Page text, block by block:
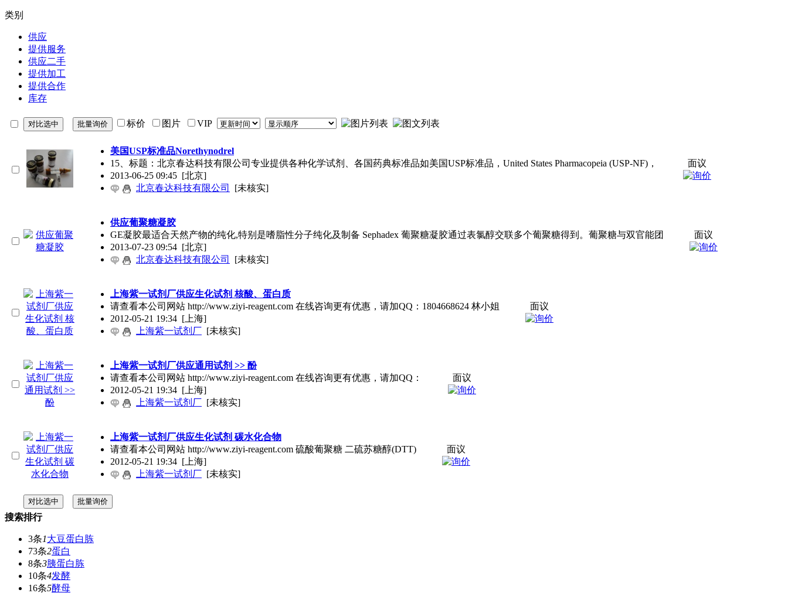
类别
供应
提供服务
供应二手
提供加工
提供合作
库存
标价 图片 VIP
美国USP标准品Norethynodrel
15、标题：北京春达科技有限公司专业提供各种化学试剂、各国药典标准品如美国USP标准品，United States Pharmacopeia (USP-NF)，
2013-06-25 09:45 [北京]
北京春达科技有限公司
[未核实]
面议
供应葡聚糖凝胶
GE凝胶最适合天然产物的纯化,特别是嗜脂性分子纯化及制备 Sephadex 葡聚糖凝胶通过表氯醇交联多个葡聚糖得到。葡聚糖与双官能团
2013-07-23 09:54 [北京]
北京春达科技有限公司
[未核实]
面议
上海紫一试剂厂供应生化试剂 核酸、蛋白质
请查看本公司网站 http://www.ziyi-reagent.com 在线咨询更有优惠，请加QQ：1804668624 林小姐
2012-05-21 19:34 [上海]
上海紫一试剂厂 [未核实]
面议
上海紫一试剂厂供应通用试剂 >> 酚
请查看本公司网站 http://www.ziyi-reagent.com 在线咨询更有优惠，请加QQ：
2012-05-21 19:34 [上海]
上海紫一试剂厂 [未核实]
面议
上海紫一试剂厂供应生化试剂 碳水化合物
请查看本公司网站 http://www.ziyi-reagent.com 硫酸葡聚糖 二硫苏糖醇(DTT)
2012-05-21 19:34 [上海]
上海紫一试剂厂 [未核实]
面议
搜索排行
3条1大豆蛋白胨
73条2蛋白
8条3胰蛋白胨
10条4发酵
16条5酵母